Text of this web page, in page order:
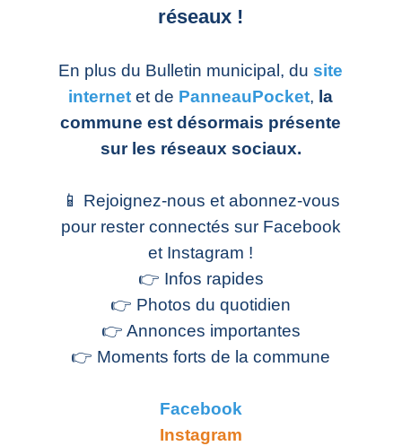
réseaux !
En plus du Bulletin municipal, dusite
internet et de PanneauPocket, la
commune est désormais présente
sur les réseaux sociaux.
📱 Rejoignez-nous et abonnez-vous
pour rester connectés sur Facebook
et Instagram !
👉 Infos rapides
👉 Photos du quotidien
👉 Annonces importantes
👉 Moments forts de la commune
Facebook
Instagram